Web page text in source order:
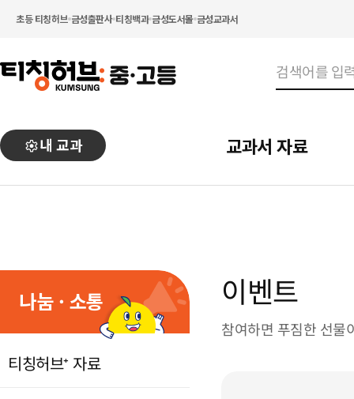
초등 티칭허브 금성출판사 티칭백과 금성도서몰 금성교과서
내 교과 교과서 자료
나눔 · 소통
티칭허브⁺ 자료
이벤트
참여하면 푸짐한 선물